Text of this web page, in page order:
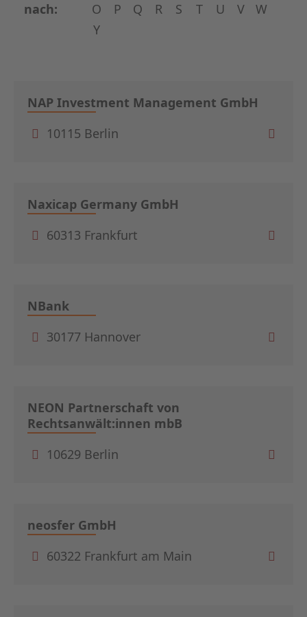
nach: O P Q R S T U V
W
Y
NAP Investment Management GmbH
10115 Berlin
Naxicap Germany GmbH
60313 Frankfurt
NBank
30177 Hannover
NEON Partnerschaft von
Rechtsanwält:innen mbB
10629 Berlin
neosfer GmbH
60322 Frankfurt am Main